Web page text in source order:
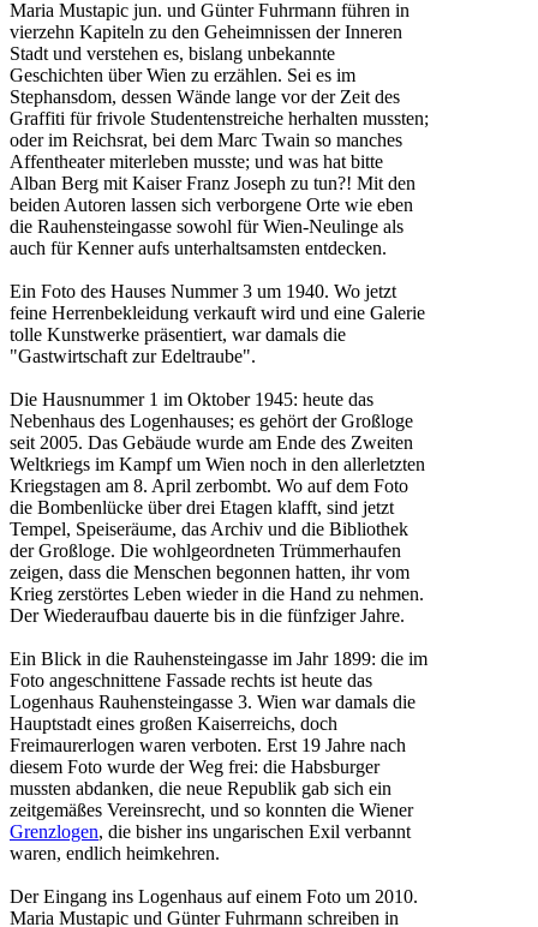
Maria Mustapic jun. und Günter Fuhrmann führen in
vierzehn Kapiteln zu den Geheimnissen der Inneren
Stadt und verstehen es, bislang unbekannte
Geschichten über Wien zu erzählen. Sei es im
Stephansdom, dessen Wände lange vor der Zeit des
Graffiti für frivole Studentenstreiche herhalten mussten;
oder im Reichsrat, bei dem Marc Twain so manches
Affentheater miterleben musste; und was hat bitte
Alban Berg mit Kaiser Franz Joseph zu tun?! Mit den
beiden Autoren lassen sich verborgene Orte wie eben
die Rauhensteingasse sowohl für Wien-Neulinge als
auch für Kenner aufs unterhaltsamsten entdecken.
Ein Foto des Hauses Nummer 3 um 1940. Wo jetzt
feine Herrenbekleidung verkauft wird und eine Galerie
tolle Kunstwerke präsentiert, war damals die
"Gastwirtschaft zur Edeltraube".
Die Hausnummer 1 im Oktober 1945: heute das
Nebenhaus des Logenhauses; es gehört der Großloge
seit 2005. Das Gebäude wurde am Ende des Zweiten
Weltkriegs im Kampf um Wien noch in den allerletzten
Kriegstagen am 8. April zerbombt. Wo auf dem Foto
die Bombenlücke über drei Etagen klafft, sind jetzt
Tempel, Speiseräume, das Archiv und die Bibliothek
der Großloge. Die wohlgeordneten Trümmerhaufen
zeigen, dass die Menschen begonnen hatten, ihr vom
Krieg zerstörtes Leben wieder in die Hand zu nehmen.
Der Wiederaufbau dauerte bis in die fünfziger Jahre.
Ein Blick in die Rauhensteingasse im Jahr 1899: die im
Foto angeschnittene Fassade rechts ist heute das
Logenhaus Rauhensteingasse 3. Wien war damals die
Hauptstadt eines großen Kaiserreichs, doch
Freimaurerlogen waren verboten. Erst 19 Jahre nach
diesem Foto wurde der Weg frei: die Habsburger
mussten abdanken, die neue Republik gab sich ein
zeitgemäßes Vereinsrecht, und so konnten die Wiener
Grenzlogen, die bisher ins ungarischen Exil verbannt
waren, endlich heimkehren.
Der Eingang ins Logenhaus auf einem Foto um 2010.
Maria Mustapic und Günter Fuhrmann schreiben in